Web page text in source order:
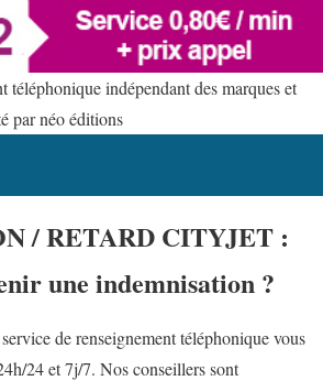
téléphonique indépendant des marques et
par néo éditions
/ RETARD CITYJET :
une indemnisation ?
de renseignement téléphonique vous
24 et 7j/7. Nos conseillers sont